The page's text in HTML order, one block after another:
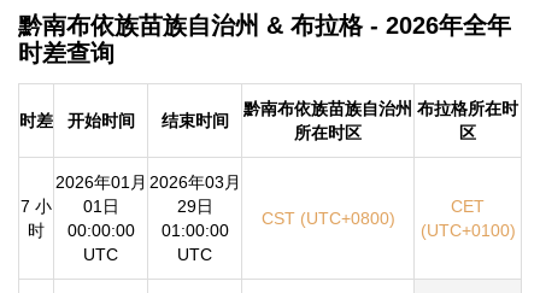
黔南布依族苗族自治州 & 布拉格 - 2026年全年
时差查询
时差 开始时间 结束时间
黔南布依族苗族自治州
所在时区
布拉格所在时
区
7 小
时
2026年01月
01日
00:00:00
UTC
2026年03月
29日
01:00:00
UTC
CST (UTC+0800)
CET
(UTC+0100)